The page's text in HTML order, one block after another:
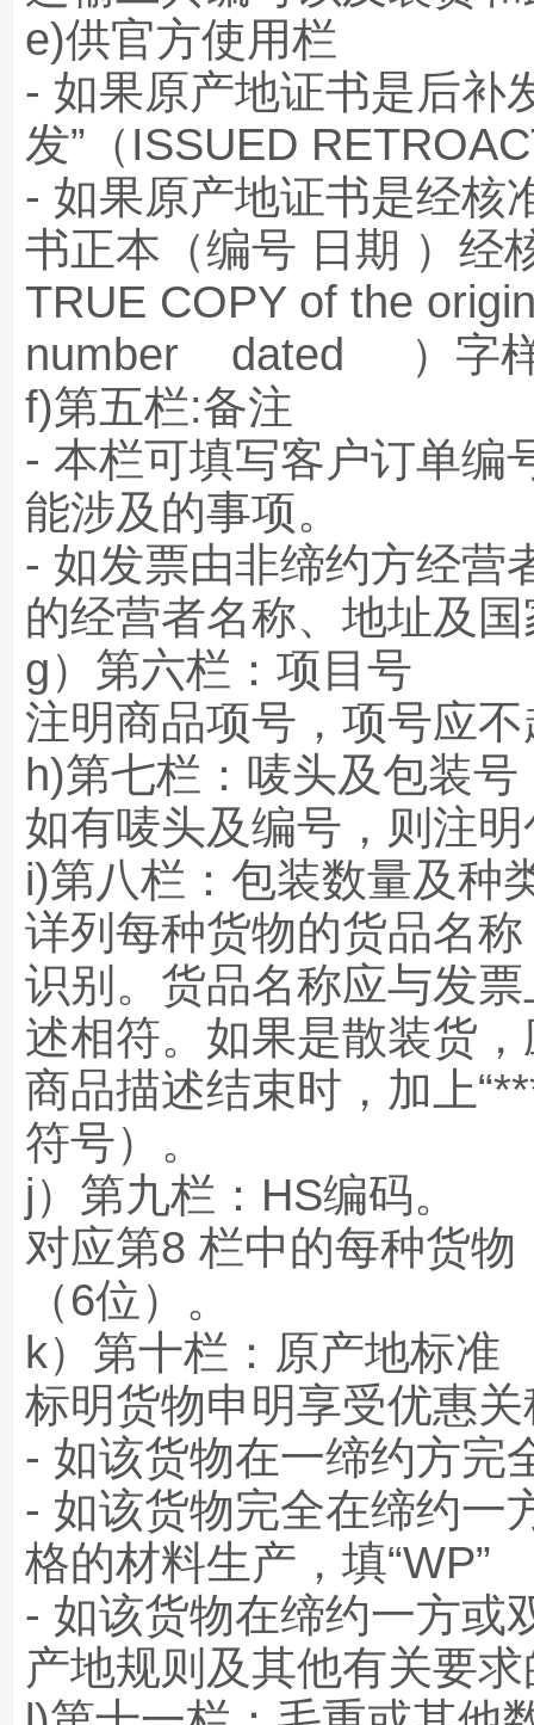
e)供官方使用栏
- 如果原产地证书是后补
发”（ISSUED
- 如果原产地证书是经核
书正本（编号 日期 ）经
TRUE COPY of the
number dated ）字
f)第五栏:备注
- 本栏可填写客户订单编
能涉及的事项。
- 如发票由非缔约方经营
的经营者名称、地址及
g）第六栏：项目号
注明商品项号，项号应
h)第七栏：唛头及包装号
如有唛头及编号，则注
i)第八栏：包装数量及种
详列每种货物的货品名
识别。货品名称应与发
述相符。如果是散装货
商品描述结束时，加上
符号）。
j）第九栏：HS编码。
对应第8 栏中的每种货
（6位）。
k）第十栏：原产地标准
标明货物申明享受优惠
- 如该货物在一缔约方完
- 如该货物完全在缔约一
格的材料生产，填“WP”
- 如该货物在缔约一方或
产地规则及其他有关要